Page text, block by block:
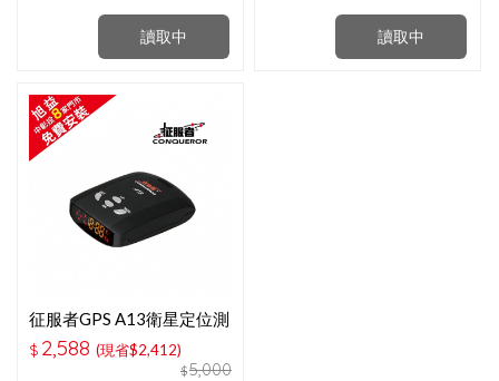
讀取中 讀取中
征服者GPS A13衛星定位測
速器
$ 2,588 (現省$2,412)
$5,000